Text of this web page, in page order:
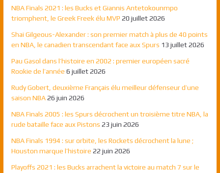
NBA Finals 2021 : les Bucks et Giannis Antetokounmpo
triomphent, le Greek Freek élu MVP 20 juillet 2026
Shai Gilgeous-Alexander : son premier match à plus de 40 points
en NBA, le canadien transcendant face aux Spurs 13 juillet 2026
Pau Gasol dans l’histoire en 2002 : premier européen sacré
Rookie de l’année 6 juillet 2026
Rudy Gobert, deuxième Français élu meilleur défenseur d’une
saison NBA 26 juin 2026
NBA Finals 2005 : les Spurs décrochent un troisième titre NBA, la
rude bataille face aux Pistons 23 juin 2026
NBA Finals 1994 : sur orbite, les Rockets décrochent la lune ;
Houston marque l’histoire 22 juin 2026
Playoffs 2021 : les Bucks arrachent la victoire au match 7 sur le